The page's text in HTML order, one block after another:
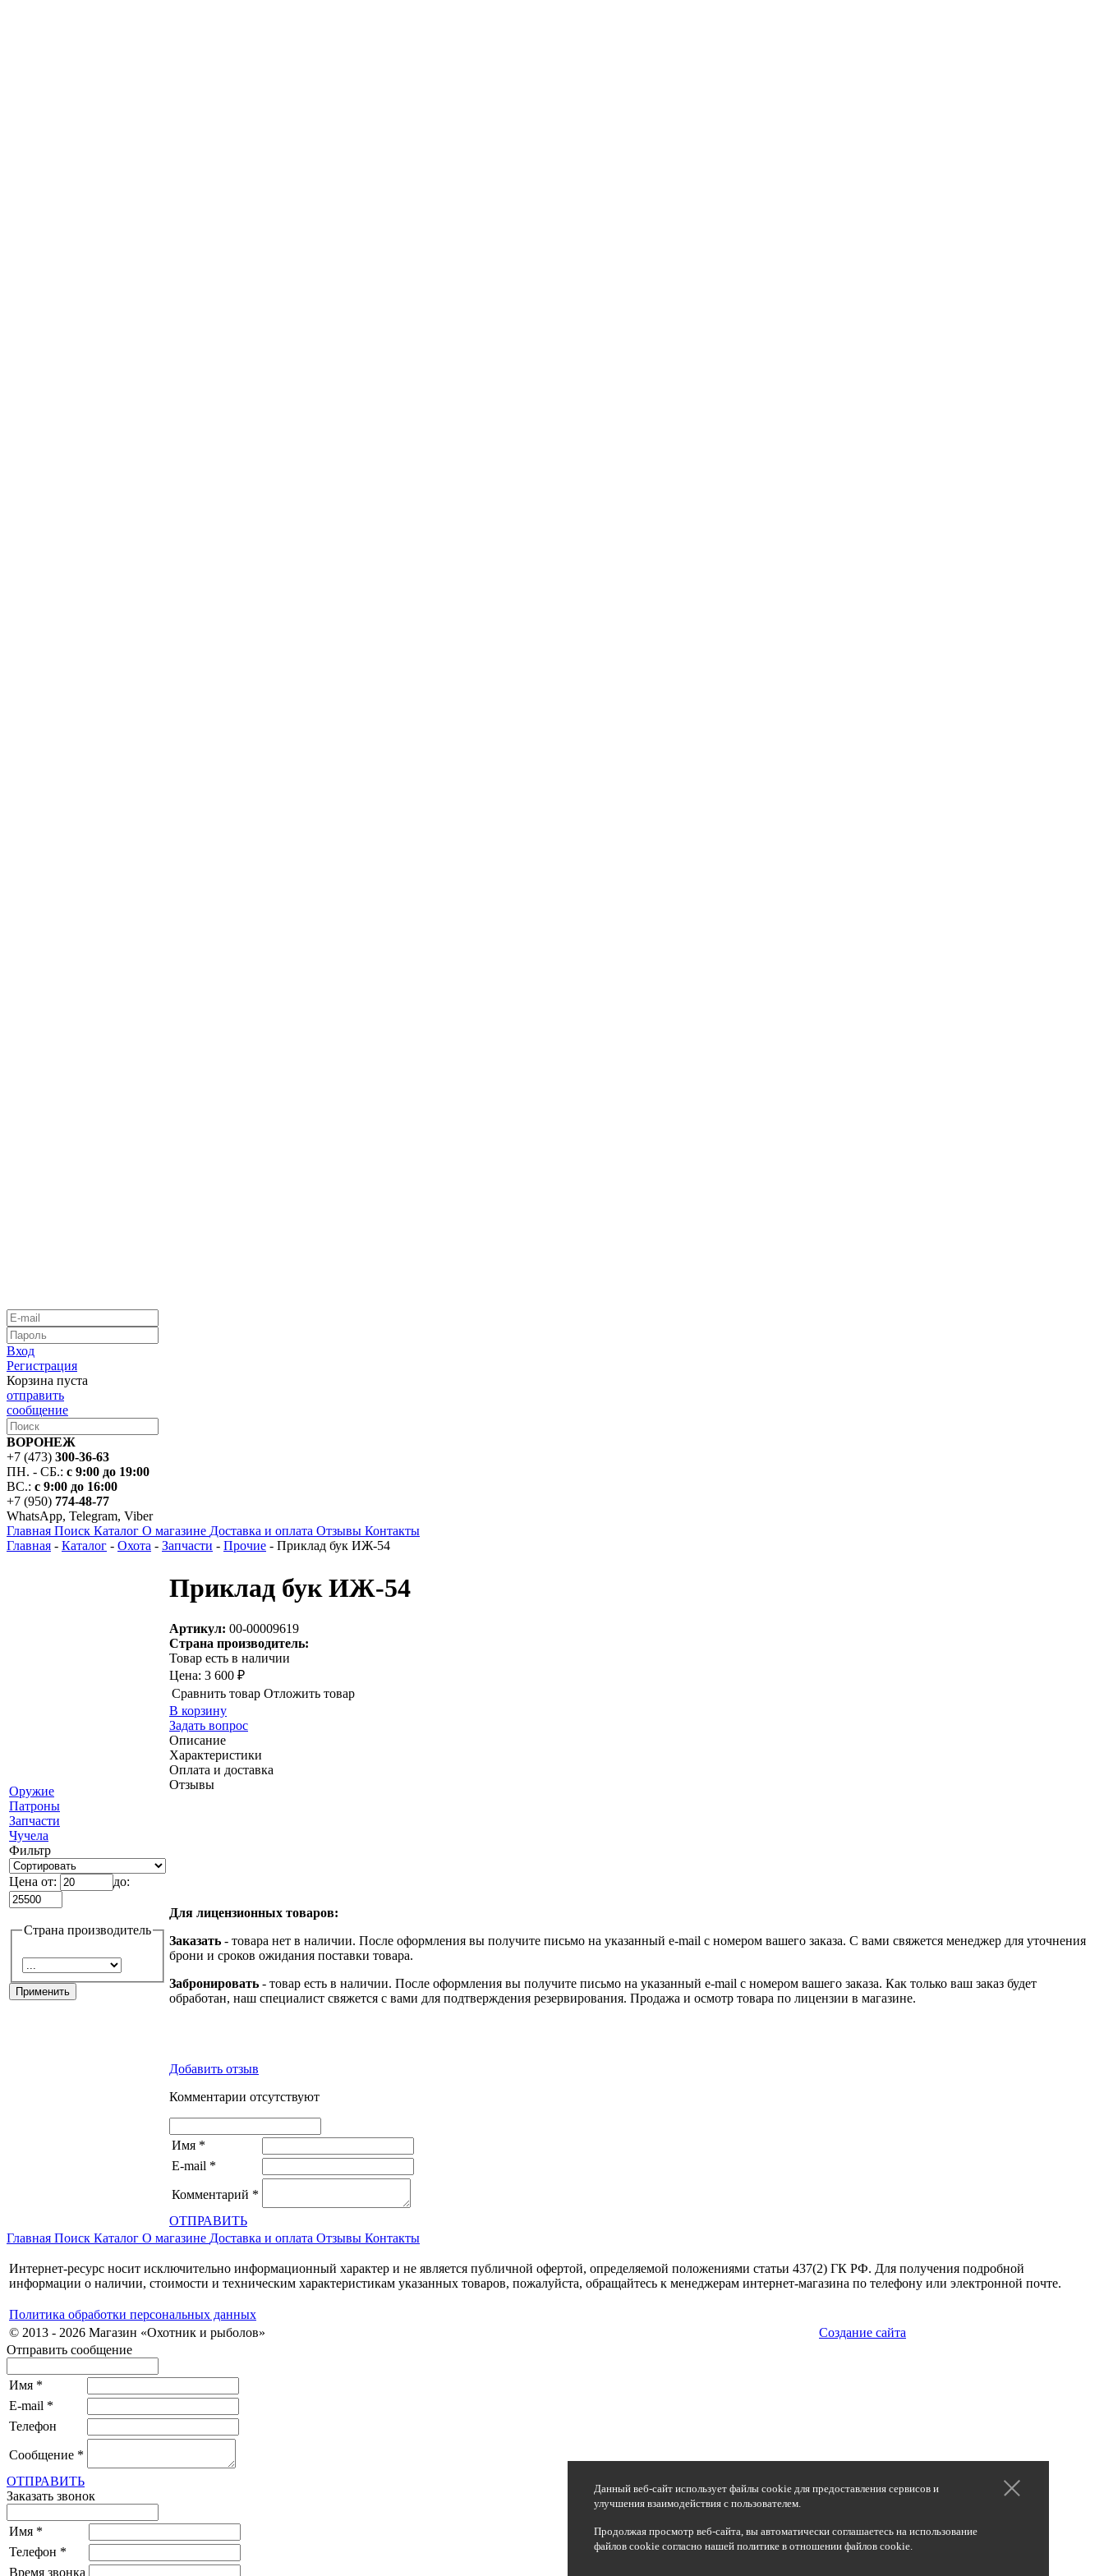
Вход
Регистрация
Корзина пуста
отправить
сообщение
ВОРОНЕЖ
+7 (473) 300-36-63
ПН. - СБ.: с 9:00 до 19:00
ВС.: с 9:00 до 16:00
+7 (950) 774-48-77
WhatsApp, Telegram, Viber
Главная Поиск Каталог О магазине Доставка и оплата Отзывы Контакты
Главная - Каталог - Охота - Запчасти - Прочие - Приклад бук ИЖ-54
Оружие
Патроны
Запчасти
Чучела
Фильтр
Цена от: до:
Страна производитель
Приклад бук ИЖ-54
Артикул: 00-00009619
Страна производитель:
Товар есть в наличии
Цена: 3 600 ₽
Сравнить товар Отложить товар
В корзину
Задать вопрос
Описание
Характеристики
Оплата и доставка
Отзывы
Для лицензионных товаров:
Заказать - товара нет в наличии. После оформления вы получите письмо на указанный e-mail с номером вашего заказа. С вами свяжется менеджер для уточнения
брони и сроков ожидания поставки товара.
Забронировать - товар есть в наличии. После оформления вы получите письмо на указанный e-mail с номером вашего заказа. Как только ваш заказ будет
обработан, наш специалист свяжется с вами для подтверждения резервирования. Продажа и осмотр товара по лицензии в магазине.
Добавить отзыв
Комментарии отсутствуют
Имя *
E-mail *
Комментарий *
ОТПРАВИТЬ
Главная Поиск Каталог О магазине Доставка и оплата Отзывы Контакты
Интернет-ресурс носит исключительно информационный характер и не является публичной офертой, определяемой положениями статьи 437(2) ГК РФ. Для получения подробной
информации о наличии, стоимости и техническим характеристикам указанных товаров, пожалуйста, обращайтесь к менеджерам интернет-магазина по телефону или электронной почте.
Политика обработки персональных данных
© 2013 - 2026 Магазин «Охотник и рыболов»
Создание сайта
Отправить сообщение
Имя *
E-mail *
Телефон
Сообщение *
ОТПРАВИТЬ
Заказать звонок
Имя *
Телефон *
Время звонка
Данный веб-сайт использует файлы cookie для предоставления сервисов и
улучшения взаимодействия с пользователем.
Продолжая просмотр веб-сайта, вы автоматически соглашаетесь на использование
файлов cookie согласно нашей политике в отношении файлов cookie.